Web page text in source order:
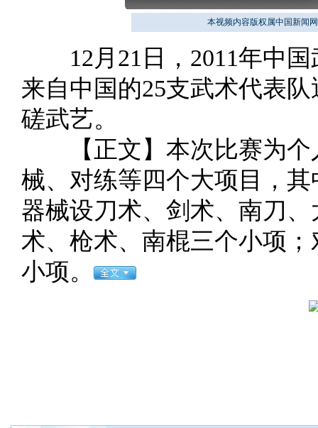
本视频内容版权属中国新闻
12月21日，2011年中国
来自中国的25支武术代表
磋武艺。
【正文】本次比赛为个
械、对练等四个大项目，
器械设刀术、剑术、南刀
术、枪术、南棍三个小项
小项。